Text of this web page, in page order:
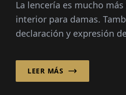
La lencería es mucho
interior para damas.
declaración y expresión
LEER MÁS